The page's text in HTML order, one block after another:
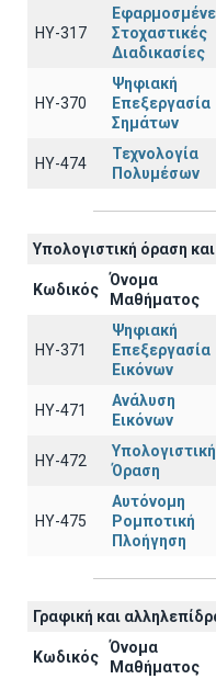
ΗΥ-317
Στοχαστικές
Διαδικασίες
ΗΥ-370
Ψηφιακή
Επεξεργασία
Σημάτων
ΗΥ-474
Τεχνολογία
Πολυμέσων
Υπολογιστική όραση
Κωδικός
Όνομα
Μαθήματος
ΗΥ-371
Ψηφιακή
Επεξεργασία
Εικόνων
ΗΥ-471
Ανάλυση
Εικόνων
ΗΥ-472
Υπολογιστική
Όραση
ΗΥ-475
Αυτόνομη
Ρομποτική
Πλοήγηση
Γραφική και
Κωδικός
Όνομα
Μαθήματος